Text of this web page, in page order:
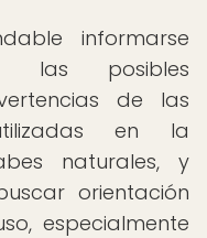
informarse
las posibles
de las
en la
naturales, y
orientación
especialmente